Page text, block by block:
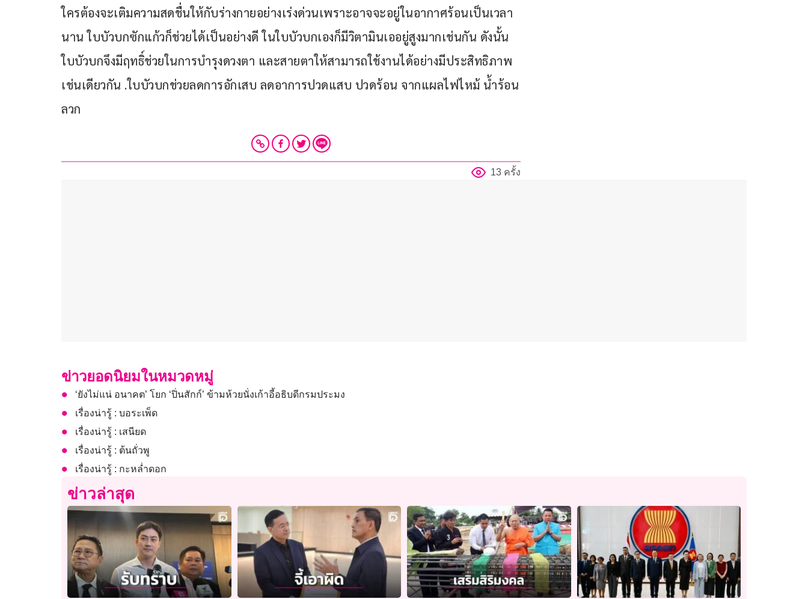
ใครต้องจะเติมความสดชื่นให้กับร่างกายอย่างเร่งด่วนเพราะอาจจะอยู่ในอากาศร้อนเป็นเวลา
นาน ใบบัวบกซักแก้วก็ช่วยได้เป็นอย่างดี ในใบบัวบกเองก็มีวิตามินเออยู่สูงมากเช่นกัน ดังนั้น
ใบบัวบกจึงมีฤทธิ์ช่วยในการบำรุงดวงตา และสายตาให้สามารถใช้งานได้อย่างมีประสิทธิภาพ
เช่นเดียวกัน .ใบบัวบกช่วยลดการอักเสบ ลดอาการปวดแสบ ปวดร้อน จากแผลไฟไหม้ น้ำร้อน
ลวก
13 ครั้ง
ข่าวยอดนิยมในหมวดหมู่
‘ยังไม่แน่ อนาคต’ โยก ‘ปิ่นสักก์’ ข้ามห้วยนั่งเก้าอี้อธิบดีกรมประมง
เรื่องน่ารู้ : บอระเพ็ด
เรื่องน่ารู้ : เสนียด
เรื่องน่ารู้ : ต้นถั่วพู
เรื่องน่ารู้ : กะหล่ำดอก
ข่าวล่าสุด